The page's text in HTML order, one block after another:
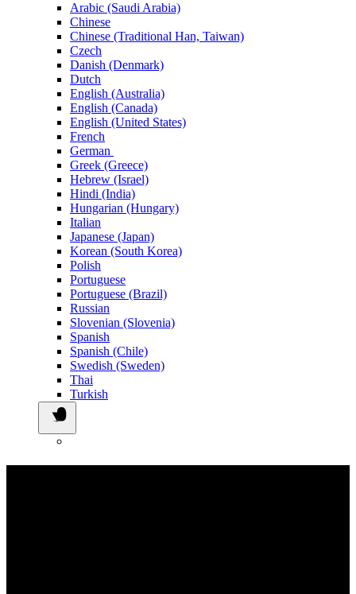
Arabic (Saudi Arabia)
Chinese
Chinese (Traditional Han, Taiwan)
Czech
Danish (Denmark)
Dutch
English (Australia)
English (Canada)
English (United States)
French
German
Greek (Greece)
Hebrew (Israel)
Hindi (India)
Hungarian (Hungary)
Italian
Japanese (Japan)
Korean (South Korea)
Polish
Portuguese
Portuguese (Brazil)
Russian
Slovenian (Slovenia)
Spanish
Spanish (Chile)
Swedish (Sweden)
Thai
Turkish